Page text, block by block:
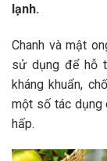
lạnh.
Chanh và mật
sử dụng để hỗ
kháng khuẩn,
một số tác dụng
hấp.